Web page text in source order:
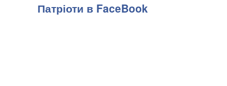
Патріоти в FaceBook